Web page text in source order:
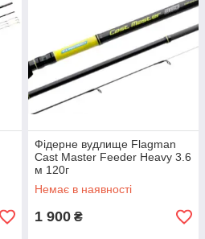
Фідерне вудлище Flagman
Cast Master Feeder Heavy 3.6
м 120г
Немає в наявності
1 900 ₴